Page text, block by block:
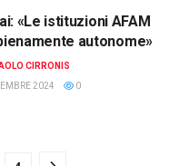
«Le istituzioni AFAM
autonome»
CIRRONIS
2024
0